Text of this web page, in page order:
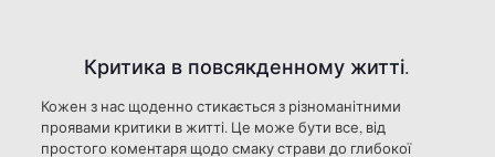
Критика в повсякденному житті.
Кожен з нас щоденно стикається з різноманітними
проявами критики в житті. Це може бути все, від
простого коментаря щодо смаку страви до глибокої